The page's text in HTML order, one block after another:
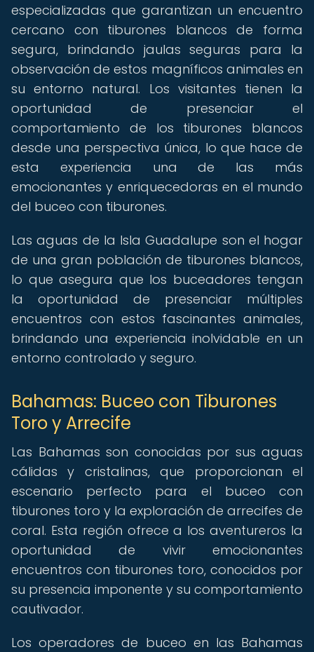
especializadas que garantizan un encuentro
cercano con tiburones blancos de forma
segura, brindando jaulas seguras para la
observación de estos magníficos animales en
su entorno natural. Los visitantes tienen la
oportunidad de presenciar el
comportamiento de los tiburones blancos
desde una perspectiva única, lo que hace de
esta experiencia una de las más
emocionantes y enriquecedoras en el mundo
del buceo con tiburones.
Las aguas de la Isla Guadalupe son el hogar
de una gran población de tiburones blancos,
lo que asegura que los buceadores tengan
la oportunidad de presenciar múltiples
encuentros con estos fascinantes animales,
brindando una experiencia inolvidable en un
entorno controlado y seguro.
Bahamas: Buceo con Tiburones
Toro y Arrecife
Las Bahamas son conocidas por sus aguas
cálidas y cristalinas, que proporcionan el
escenario perfecto para el buceo con
tiburones toro y la exploración de arrecifes de
coral. Esta región ofrece a los aventureros la
oportunidad de vivir emocionantes
encuentros con tiburones toro, conocidos por
su presencia imponente y su comportamiento
cautivador.
Los operadores de buceo en las Bahamas